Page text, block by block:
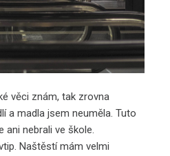
věci znám, tak zrovna
a madla jsem neuměla. Tuto
nebrali ve škole.
Naštěstí mám velmi